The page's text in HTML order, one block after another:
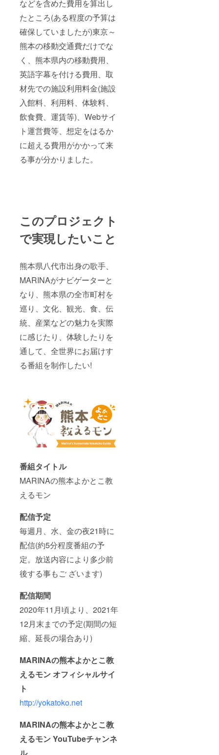
などを含めた費用を算出し
たところ(ある程度の予算は
確保していましたが)東京～
熊本の移動交通費だけでな
く、熊本県内の移動費用、
英語字幕を付ける費用、取
材先での施設利用料金(施設
入館料、利用料、体験料、
飲食費、運賃等)、Webサイ
ト運営費等、想定をはるか
に超える費用がかかって来
る事が分かりました。
このプロジェクト
で実現したいこと
熊本県八代市出身の歌手、
MARINAがナビゲーターと
なり、熊本県の全市町村を
巡り、文化、観光、食、伝
統、産業などの魅力を実際
に感じたり、体験したりを
通して、全世界にお届けす
る番組を制作したい!
番組タイトル
MARINAの熊本よかとこ教
えるモン
配信予定
毎週月、水、金の夜21時に
配信(約5分程度番組の予
定。放送内容により多少前
後する事もご ざいます)
配信期間
2020年11月頃より、2021年
12月末までの予定(期間の短
縮、延長の場合あり)
MARINAの熊本よかとこ教
えるモン オフィシャルサイ
ト
http://yokatoko.net
MARINAの熊本よかとこ教
えるモン YouTubeチャンネ